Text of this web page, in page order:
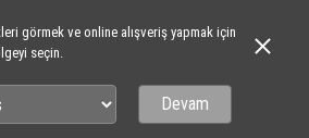
görmek ve online alışveriş yapmak için
seçin.
Devam